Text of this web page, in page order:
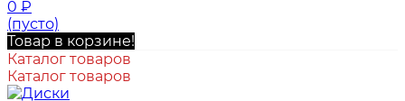
0 ₽
(пусто)
Товар в корзине!
Каталог товаров
Каталог товаров